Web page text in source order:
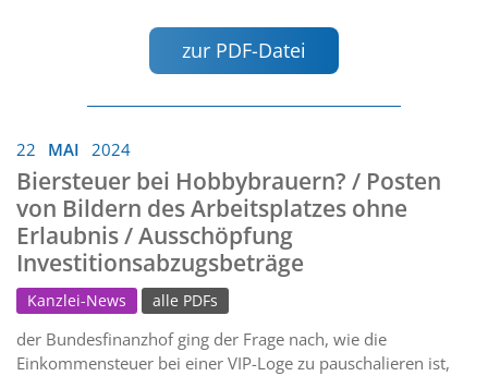
zur PDF-Datei
22 MAI 2024
Biersteuer bei Hobbybrauern? / Posten
von Bildern des Arbeitsplatzes ohne
Erlaubnis / Ausschöpfung
Investitionsabzugsbeträge
Kanzlei-News alle PDFs
der Bundesfinanzhof ging der Frage nach, wie die
Einkommensteuer bei einer VIP-Loge zu pauschalieren ist,